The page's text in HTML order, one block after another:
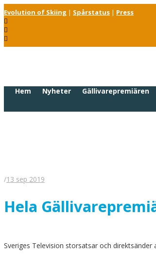
Evolution of Skiing | Spårstatus | Press
Hem Nyheter Gällivarepremiären
/13 sep 2019
Hela
Sveriges Television storsatsar och